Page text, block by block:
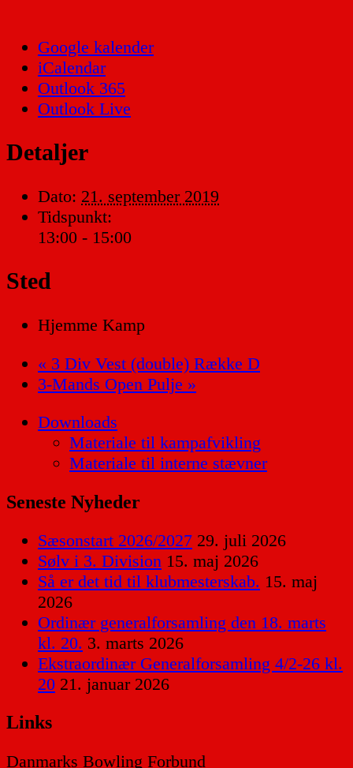
Google kalender
iCalendar
Outlook 365
Outlook Live
Detaljer
Dato: 21. september 2019
Tidspunkt:
13:00 - 15:00
Sted
Hjemme Kamp
« 3 Div Vest (double) Række D
3-Mands Open Pulje »
Downloads
Materiale til kampafvikling
Materiale til interne stævner
Seneste Nyheder
Sæsonstart 2026/2027 29. juli 2026
Sølv i 3. Division 15. maj 2026
Så er det tid til klubmesterskab. 15. maj
2026
Ordinær generalforsamling den 18. marts
kl. 20. 3. marts 2026
Ekstraordinær Generalforsamling 4/2-26 kl.
20 21. januar 2026
Links
Danmarks Bowling Forbund